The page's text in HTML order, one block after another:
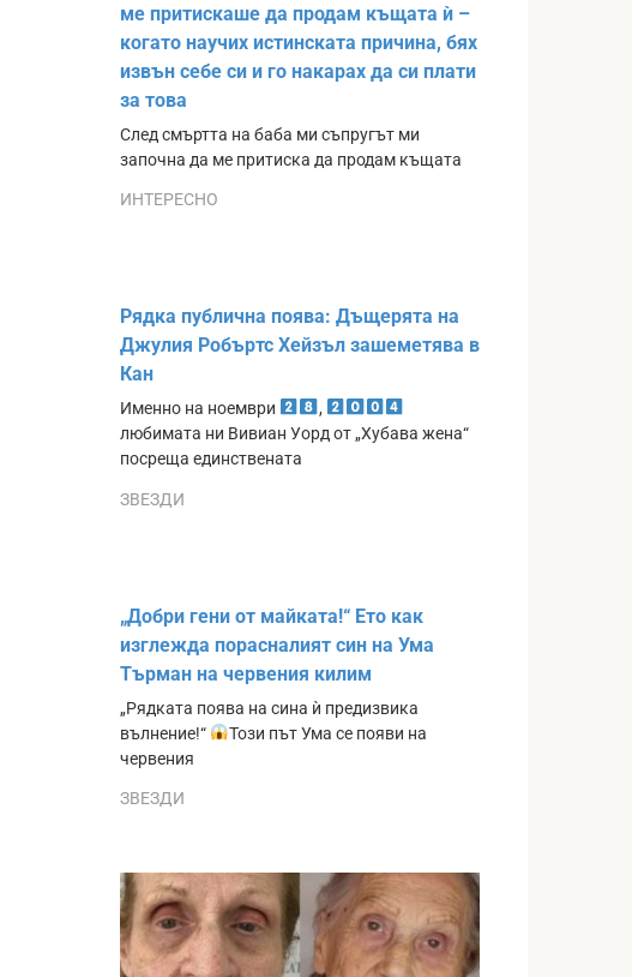
ме притискаше да продам къщата ѝ –
когато научих истинската причина, бях
извън себе си и го накарах да си плати
за това
След смъртта на баба ми съпругът ми
започна да ме притиска да продам къщата
ИНТЕРЕСНО
Рядка публична поява: Дъщерята на
Джулия Робъртс Хейзъл зашеметява в
Кан
Именно на ноември
,
любимата ни Вивиан Уорд от „Хубава жена“
посреща единствената
ЗВЕЗДИ
„Добри гени от майката!“ Ето как
изглежда порасналият син на Ума
Търман на червения килим
„Рядката поява на сина ѝ предизвика
вълнение!“
Този път Ума се появи на
червения
ЗВЕЗДИ